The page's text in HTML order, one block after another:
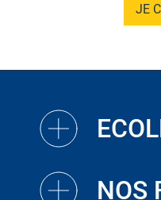
JE
NOS